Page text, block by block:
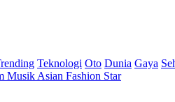
Teknologi Oto Dunia Gaya
Musik Asian Fashion Star